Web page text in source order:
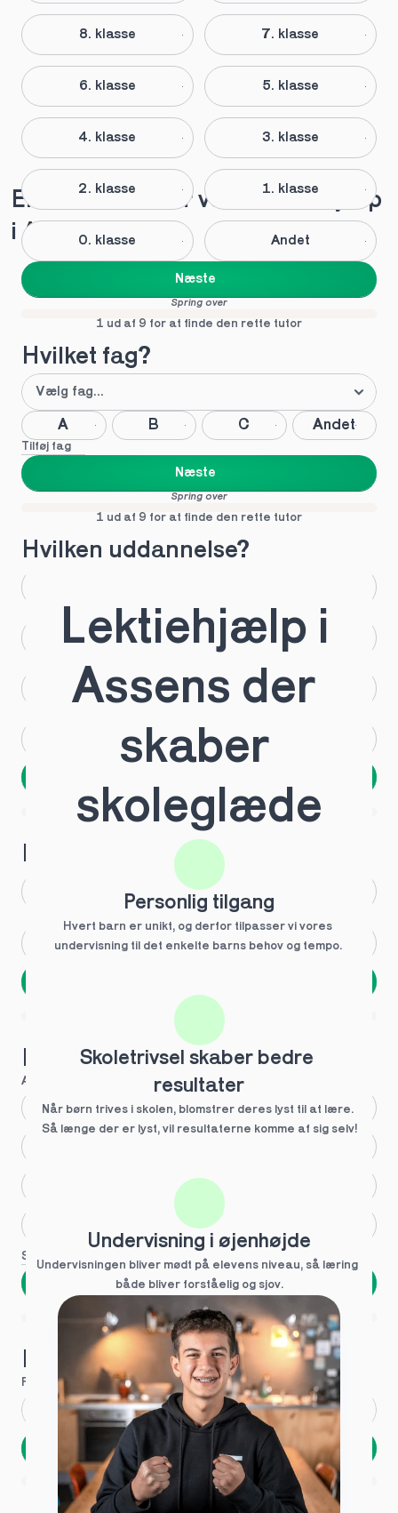
8. klasse 7. klasse
6. klasse 5. klasse
4. klasse 3. klasse
2. klasse 1. klasse
0. klasse Andet
Næste
Spring over
1 ud af 9 for at finde den rette tutor
Hvilket fag?
A B C Andet
Tilføj fag
Næste
Spring over
1 ud af 9 for at finde den rette tutor
Hvilken uddannelse?
HTX HF
IB EUX
Andet Ved ikke
Spring over
1 ud af 9 for at finde den rette tutor
Hvilken årgang?
2.g Andet
Spring over
1 ud af 9 for at finde den rette tutor
Hvilke behov?
Anbefalet til dig
Fagligt boost
Se flere
Næste
Spring over
1 ud af 9 for at finde den rette tutor
Hvad hedder du?
Fornavn Efternavn*
Næste
Opbevares sikkert - oplysninger deles aldrig
1 ud af 9 for at finde den rette tutor
Elever anbefaler vores lektiehjælp
i Assens
Lektiehjælp i
Assens der
skaber
skoleglæde
Personlig tilgang
Hvert barn er unikt, og derfor tilpasser vi vores
undervisning til det enkelte barns behov og tempo.
Skoletrivsel skaber bedre
resultater
Når børn trives i skolen, blomstrer deres lyst til at lære.
Så længe der er lyst, vil resultaterne komme af sig selv!
Undervisning i øjenhøjde
Undervisningen bliver mødt på elevens niveau, så læring
både bliver forståelig og sjov.